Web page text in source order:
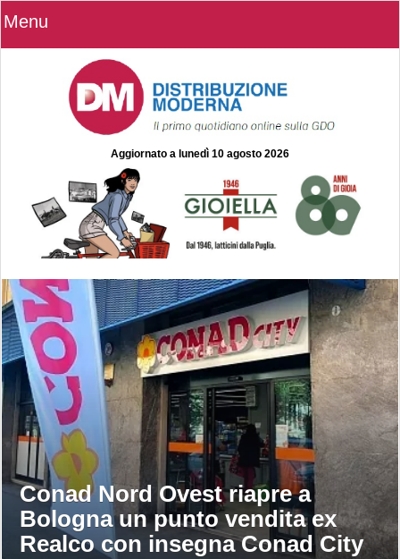
Menu
Aggiornato a lunedì 10 agosto 2026
Conad Nord Ovest riapre a
Bologna un punto vendita ex
Realco con insegna Conad City